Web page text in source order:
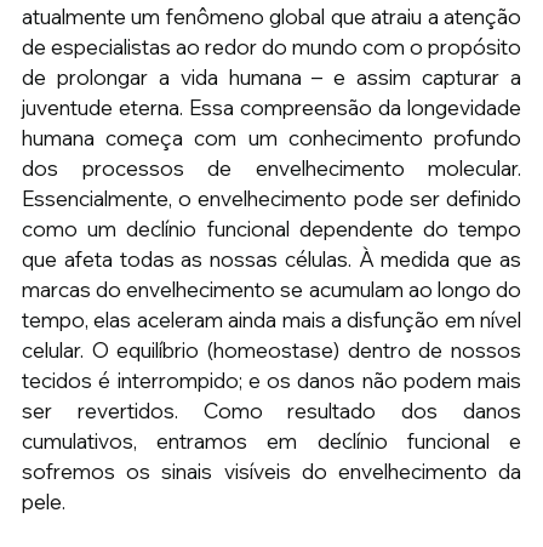
atualmente um fenômeno global que atraiu a atenção
de especialistas ao redor do mundo com o propósito
de prolongar a vida humana – e assim capturar a
juventude eterna. Essa compreensão da longevidade
humana começa com um conhecimento profundo
dos processos de envelhecimento molecular.
Essencialmente, o envelhecimento pode ser definido
como um declínio funcional dependente do tempo
que afeta todas as nossas células. À medida que as
marcas do envelhecimento se acumulam ao longo do
tempo, elas aceleram ainda mais a disfunção em nível
celular. O equilíbrio (homeostase) dentro de nossos
tecidos é interrompido; e os danos não podem mais
ser revertidos. Como resultado dos danos
cumulativos, entramos em declínio funcional e
sofremos os sinais visíveis do envelhecimento da
pele.